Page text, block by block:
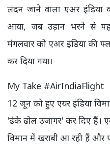
लंदन जाने वाला एअर
आया, जब उड़ान भरने से
मंगलवार को एअर इंडिया की
कर दिया गया।
My Take #AirIndiaFlight
12 जून को हुए एयर इंडिया
'ढंके ढोल उजागर' कर दिए हैं।
विमान में खराबी आ रही हैं और